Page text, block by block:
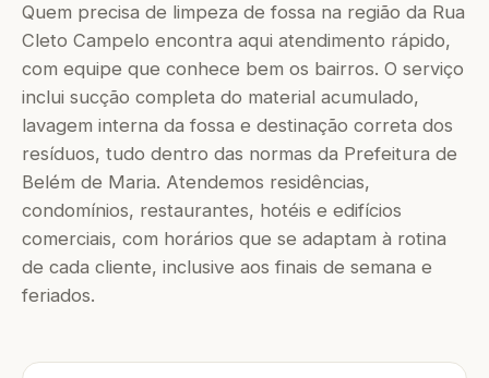
Quem precisa de limpeza de fossa na região da Rua
Cleto Campelo encontra aqui atendimento rápido,
com equipe que conhece bem os bairros. O serviço
inclui sucção completa do material acumulado,
lavagem interna da fossa e destinação correta dos
resíduos, tudo dentro das normas da Prefeitura de
Belém de Maria. Atendemos residências,
condomínios, restaurantes, hotéis e edifícios
comerciais, com horários que se adaptam à rotina
de cada cliente, inclusive aos finais de semana e
feriados.